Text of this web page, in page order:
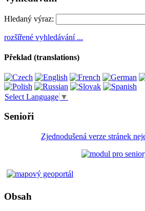
Hledaný výraz:
rozšířené vyhledávání ...
Překlad (translations)
Select Language ▼
Senioři
Zjednodušená verze stránek
Obsah